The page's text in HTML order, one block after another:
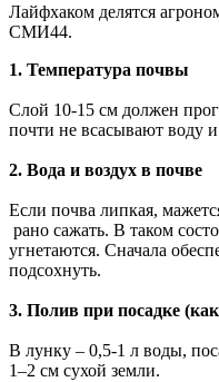
Лайфхаком делятся
СМИ44.
1. Температура почвы
Слой 10-15 см должен
почти не всасывают воду
2. Вода и воздух в почве
Если почва липкая,
рано сажать. В таком
угнетаются. Сначала
подсохнуть.
3. Полив при посадке
В лунку – 0,5-1 л воды,
1–2 см сухой земли.